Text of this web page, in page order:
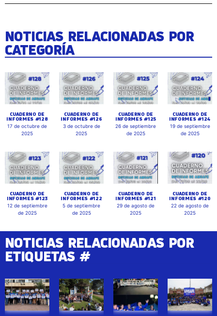
NOTICIAS RELACIONADAS POR
CATEGORÍA
CUADERNO DE
INFORMES #128
17 de octubre de
2025
CUADERNO DE
INFORMES #126
3 de octubre de
2025
CUADERNO DE
INFORMES #125
26 de septiembre
de 2025
CUADERNO DE
INFORMES #124
19 de septiembre
de 2025
CUADERNO DE
INFORMES #123
12 de septiembre
de 2025
CUADERNO DE
INFORMES #122
5 de septiembre
de 2025
CUADERNO DE
INFORMES #121
29 de agosto de
2025
CUADERNO DE
INFORMES #120
22 de agosto de
2025
NOTICIAS RELACIONADAS POR
ETIQUETAS #